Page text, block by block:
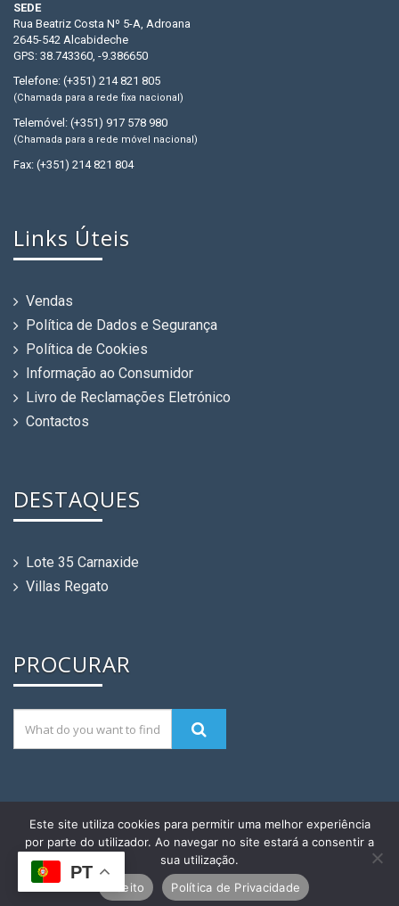
SEDE
Rua Beatriz Costa Nº 5-A, Adroana
2645-542 Alcabideche
GPS: 38.743360, -9.386650
Telefone: (+351) 214 821 805
(Chamada para a rede fixa nacional)
Telemóvel: (+351) 917 578 980
(Chamada para a rede móvel nacional)
Fax: (+351) 214 821 804
Links Úteis
Vendas
Política de Dados e Segurança
Política de Cookies
Informação ao Consumidor
Livro de Reclamações Eletrónico
Contactos
DESTAQUES
Lote 35 Carnaxide
Villas Regato
PROCURAR
Momate Construções ® Sociedade de
Construções, Lda. | Desenvolvimento &
Alojamento:MagicNet.ws
PT
Este site utiliza cookies para permitir uma melhor experiência
por parte do utilizador. Ao navegar no site estará a consentir a
sua utilização.
Aceito
Política de Privacidade